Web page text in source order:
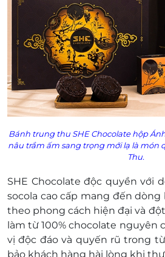
Bánh trung thu SHE Chocolate hộp
nâu trầm ấm sang trọng mới lạ là món
Thu.
SHE Chocolate độc quyền với
socola cao cấp mang đến
theo phong cách hiện đại và
làm từ 100% chocolate nguyên
vị độc đáo và quyến rũ trong
bảo khách hàng hài lòng khi